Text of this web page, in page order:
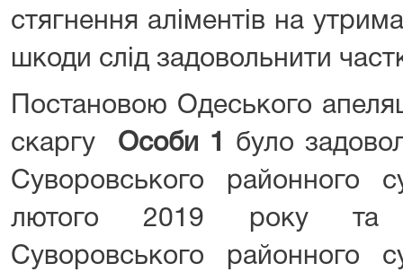
стягнення аліментів на
шкоди слід задовольнити
Постановою Одеського
скаргу
Особи 1
було
Суворовського
лютого 2019 року та
Суворовського